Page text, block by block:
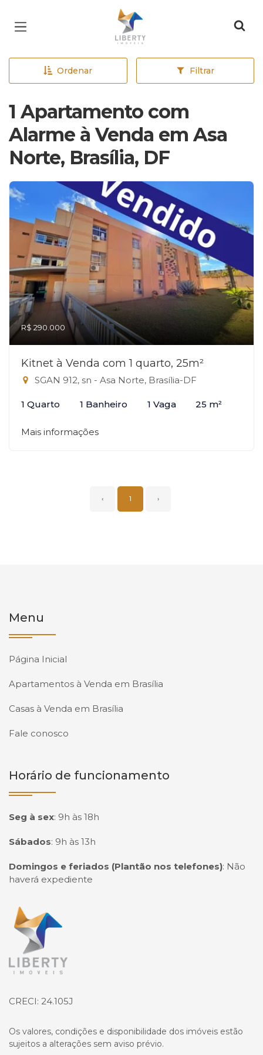
Página inicial
Ordenar Filtrar
1 Apartamento com
Alarme à Venda em Asa
Norte, Brasília, DF
R$ 290.000
Kitnet à Venda com 1 quarto, 25m²
SGAN 912, sn - Asa Norte, Brasília-DF
1 Quarto 1 Banheiro 1 Vaga 25 m²
Mais informações
‹ 1 ›
Menu
Página Inicial
Apartamentos à Venda em Brasília
Casas à Venda em Brasília
Fale conosco
Horário de funcionamento
Seg à sex: 9h às 18h
Sábados: 9h às 13h
Domingos e feriados (Plantão nos telefones): Não
haverá expediente
Página inicial
CRECI: 24.105J
Os valores, condições e disponibilidade dos imóveis estão
sujeitos a alterações sem aviso prévio.